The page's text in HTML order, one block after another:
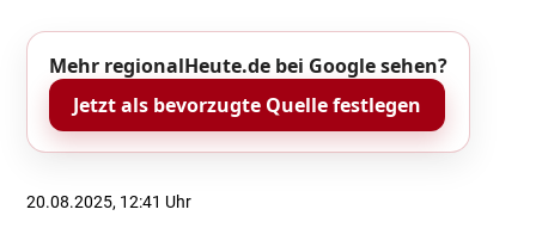
Mehr regionalHeute.de bei Google sehen?
Jetzt als bevorzugte Quelle festlegen
20.08.2025, 12:41 Uhr